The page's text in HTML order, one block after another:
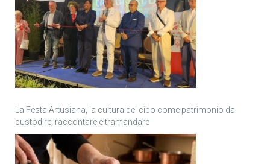
La Festa Artusiana, la cultura del cibo come patrimonio da
custodire, raccontare e tramandare